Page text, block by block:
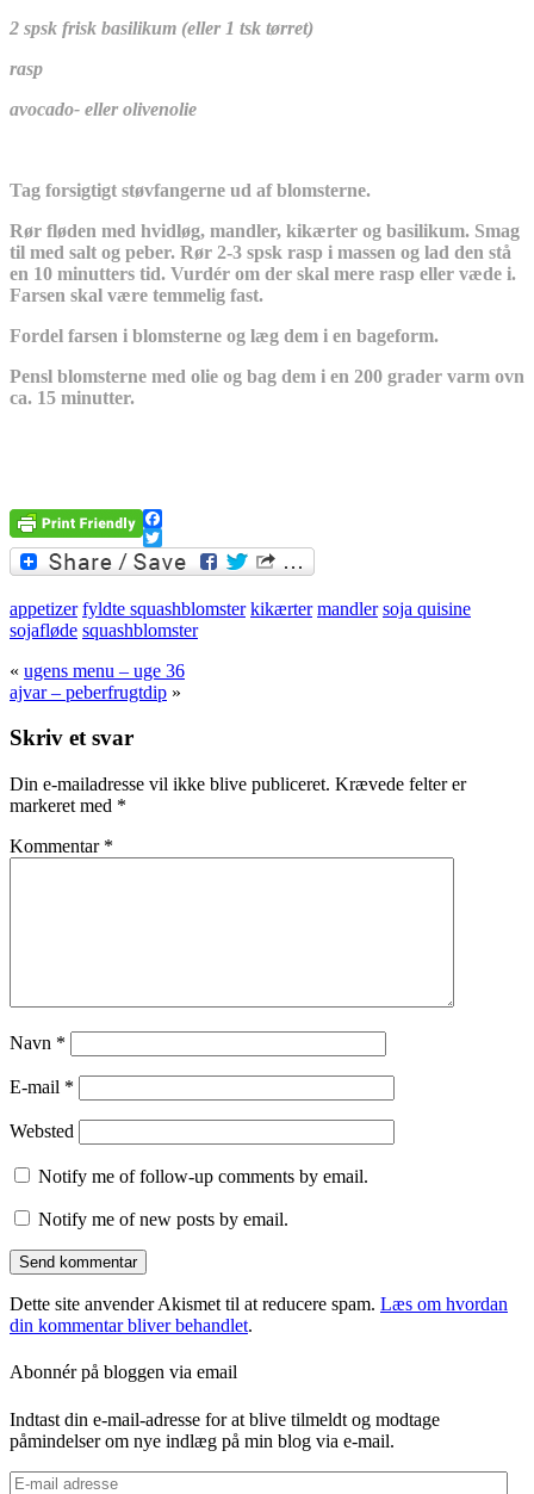
2 spsk frisk basilikum (eller 1 tsk tørret)
rasp
avocado- eller olivenolie
Tag forsigtigt støvfangerne ud af blomsterne.
Rør fløden med hvidløg, mandler, kikærter og basilikum. Smag
til med salt og peber. Rør 2-3 spsk rasp i massen og lad den stå
en 10 minutters tid. Vurdér om der skal mere rasp eller væde i.
Farsen skal være temmelig fast.
Fordel farsen i blomsterne og læg dem i en bageform.
Pensl blomsterne med olie og bag dem i en 200 grader varm ovn
ca. 15 minutter.
Facebook
Twitter
appetizer fyldte squashblomster kikærter mandler soja quisine
sojafløde squashblomster
« ugens menu – uge 36
ajvar – peberfrugtdip »
Skriv et svar
Din e-mailadresse vil ikke blive publiceret. Krævede felter er
markeret med *
Kommentar *
Navn *
E-mail *
Websted
Notify me of follow-up comments by email.
Notify me of new posts by email.
Dette site anvender Akismet til at reducere spam. Læs om hvordan
din kommentar bliver behandlet.
Abonnér på bloggen via email
Indtast din e-mail-adresse for at blive tilmeldt og modtage
påmindelser om nye indlæg på min blog via e-mail.
E-